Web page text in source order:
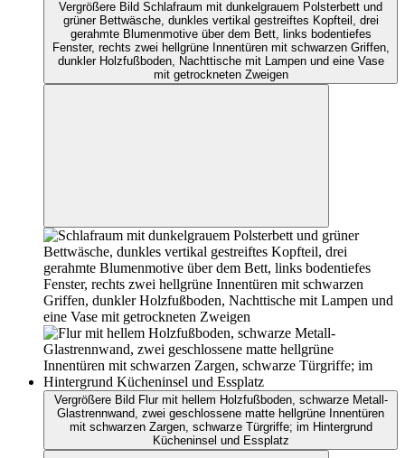
Vergrößere Bild Schlafraum mit dunkelgrauem Polsterbett und
grüner Bettwäsche, dunkles vertikal gestreiftes Kopfteil, drei
gerahmte Blumenmotive über dem Bett, links bodentiefes
Fenster, rechts zwei hellgrüne Innentüren mit schwarzen Griffen,
dunkler Holzfußboden, Nachttische mit Lampen und eine Vase
mit getrockneten Zweigen
Vergrößere Bild Flur mit hellem Holzfußboden, schwarze Metall-
Glastrennwand, zwei geschlossene matte hellgrüne Innentüren
mit schwarzen Zargen, schwarze Türgriffe; im Hintergrund
Kücheninsel und Essplatz